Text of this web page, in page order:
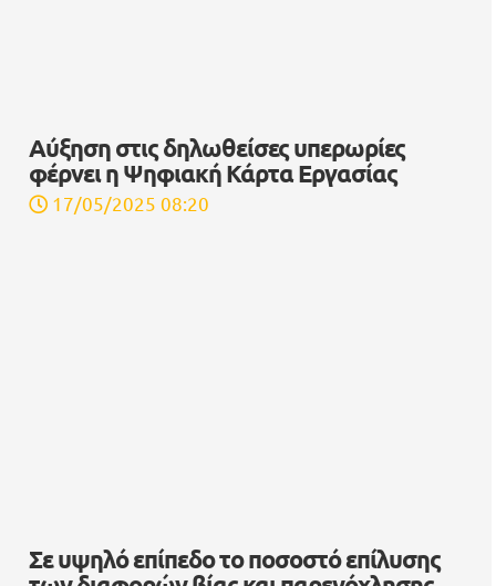
Αύξηση στις δηλωθείσες υπερωρίες
φέρνει η Ψηφιακή Κάρτα Εργασίας
17/05/2025 08:20
Σε υψηλό επίπεδο το ποσοστό επίλυσης